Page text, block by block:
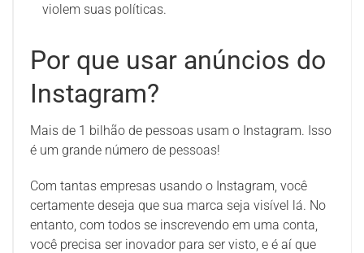
violem suas políticas.
Por que usar anúncios do
Instagram?
Mais de 1 bilhão de pessoas usam o Instagram. Isso
é um grande número de pessoas!
Com tantas empresas usando o Instagram, você
certamente deseja que sua marca seja visível lá. No
entanto, com todos se inscrevendo em uma conta,
você precisa ser inovador para ser visto, e é aí que